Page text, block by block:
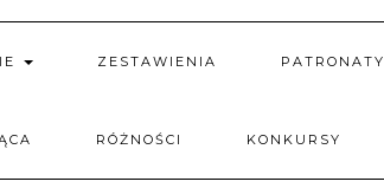
ZESTAWIENIA PATRONATY
RÓŻNOŚCI KONKURSY